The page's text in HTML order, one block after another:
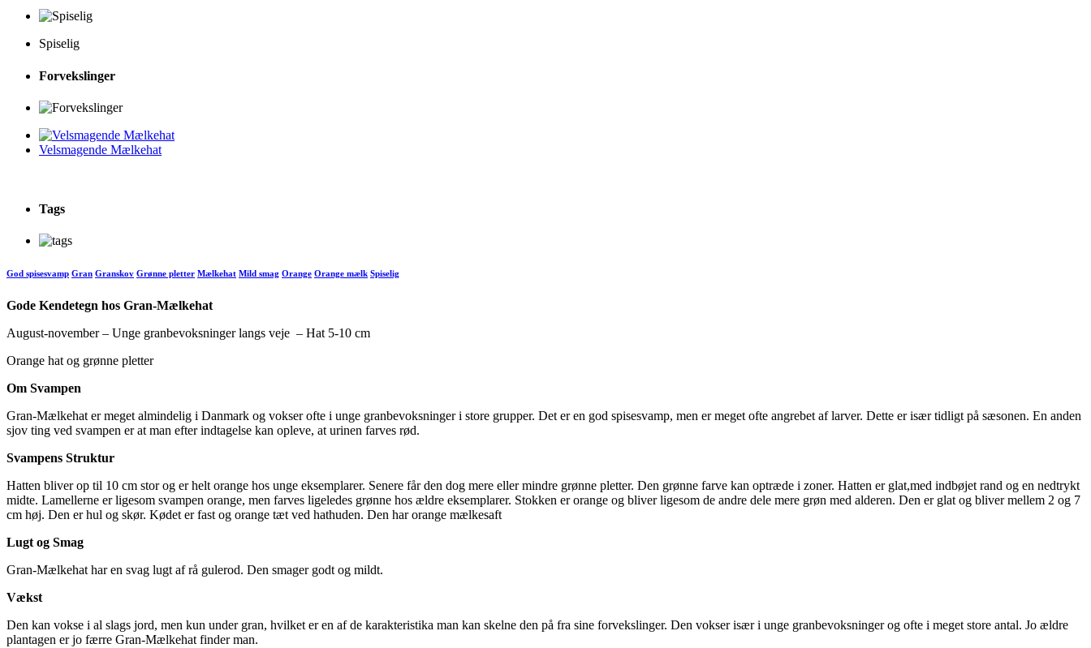
Spiselig
Forvekslinger
Velsmagende Mælkehat
Tags
God spisesvamp Gran Granskov Grønne pletter Mælkehat Mild smag Orange Orange mælk Spiselig
Gode Kendetegn hos Gran-Mælkehat
August-november – Unge granbevoksninger langs veje – Hat 5-10 cm
Orange hat og grønne pletter
Om Svampen
Gran-Mælkehat er meget almindelig i Danmark og vokser ofte i unge granbevoksninger i store grupper. Det er en god spisesvamp, men er meget ofte angrebet af larver. Dette er især tidligt på sæsonen. En anden
sjov ting ved svampen er at man efter indtagelse kan opleve, at urinen farves rød.
Svampens Struktur
Hatten bliver op til 10 cm stor og er helt orange hos unge eksemplarer. Senere får den dog mere eller mindre grønne pletter. Den grønne farve kan optræde i zoner. Hatten er glat,med indbøjet rand og en nedtrykt
midte. Lamellerne er ligesom svampen orange, men farves ligeledes grønne hos ældre eksemplarer. Stokken er orange og bliver ligesom de andre dele mere grøn med alderen. Den er glat og bliver mellem 2 og 7
cm høj. Den er hul og skør. Kødet er fast og orange tæt ved hathuden. Den har orange mælkesaft
Lugt og Smag
Gran-Mælkehat har en svag lugt af rå gulerod. Den smager godt og mildt.
Vækst
Den kan vokse i al slags jord, men kun under gran, hvilket er en af de karakteristika man kan skelne den på fra sine forvekslinger. Den vokser især i unge granbevoksninger og ofte i meget store antal. Jo ældre
plantagen er jo færre Gran-Mælkehat finder man.